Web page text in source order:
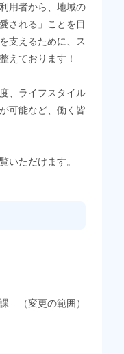
用者から、地域の
される」ことを目
支えるために、ス
えております！
、ライフスタイル
可能など、働く皆
いただけます。
（変更の範囲）